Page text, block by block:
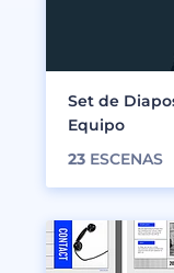
Set de
Equipo
23 ESCENAS